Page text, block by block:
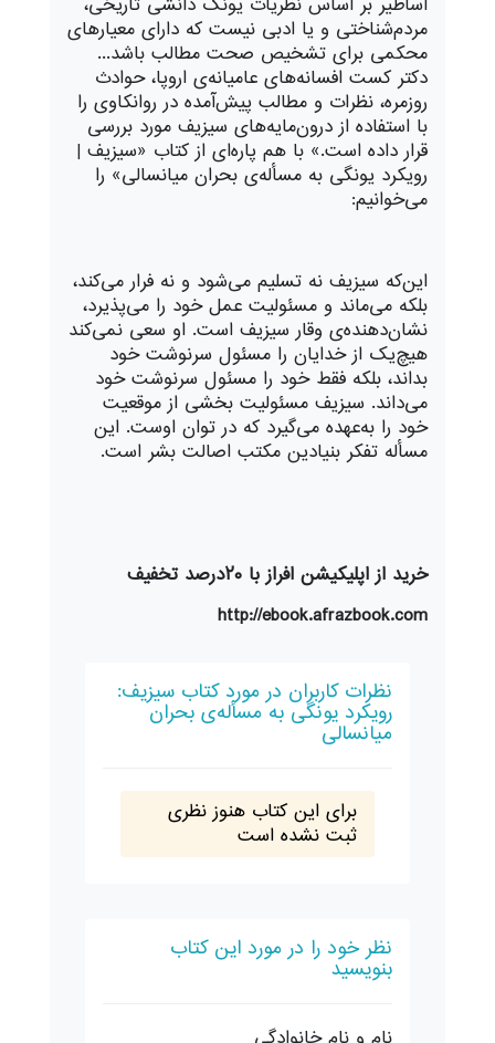
مردم‌شناختی و یا ادبی نیست که دارای معیارهای
محکمی برای تشخیص صحت مطالب باشد...
دکتر کست افسانه‌های عامیانه‌ی اروپا، حوادث
روزمره، نظرات و مطالب پیش‌آمده در روانکاوی را
با استفاده از درون‌مایه‌های سیزیف مورد بررسی
قرار داده است.» با هم پاره‌ای از کتاب «سیزیف |
رویکرد یونگی به مسأله‌ی بحران میانسالی» را
می‌خوانیم:
این‌که سیزیف نه تسلیم می‌شود و نه فرار می‌کند،
بلکه می‌ماند و مسئولیت عمل خود را می‌پذیرد،
نشان‌دهنده‌ی وقار سیزیف است. او سعی نمی‌کند
هیچ‌یک از خدایان را مسئول سرنوشت خود
بداند، بلکه فقط خود را مسئول سرنوشت خود
می‌داند. سیزیف مسئولیت بخشی از موقعیت
خود را به‌عهده می‌گیرد که در توان اوست. این
مسأله تفکر بنیادین مکتب اصالت بشر است.
خرید از اپلیکیشن افراز با ۲۰درصد تخفیف
http://ebook.afrazbook.com
نظرات کاربران در مورد کتاب سیزیف:
رویکرد یونگی به مسأله‌ی بحران
میانسالی
برای این کتاب هنوز نظری
ثبت نشده است
نظر خود را در مورد این کتاب
بنویسید